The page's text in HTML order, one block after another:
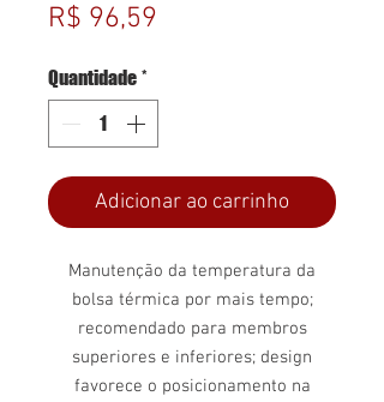
R$ 96,59
Quantidade *
Adicionar ao carrinho
Manutenção da temperatura da
bolsa térmica por mais tempo;
recomendado para membros
superiores e inferiores; design
favorece o posicionamento na